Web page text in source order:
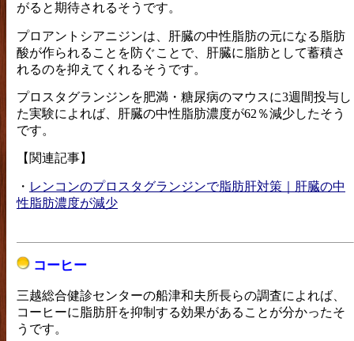
がると期待されるそうです。
プロアントシアニジンは、肝臓の中性脂肪の元になる脂肪
酸が作られることを防ぐことで、肝臓に脂肪として蓄積さ
れるのを抑えてくれるそうです。
プロスタグランジンを肥満・糖尿病のマウスに3週間投与し
た実験によれば、肝臓の中性脂肪濃度が62％減少したそう
です。
【関連記事】
・ レンコンのプロスタグランジンで脂肪肝対策｜肝臓の中
性脂肪濃度が減少
コーヒー
三越総合健診センターの船津和夫所長らの調査によれば、
コーヒーに脂肪肝を抑制する効果があることが分かったそ
うです。